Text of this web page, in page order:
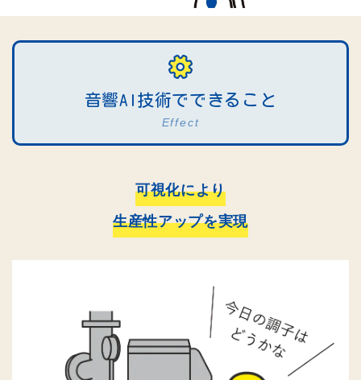
音響AI技術でできること
Effect
可視化により
生産性アップを実現